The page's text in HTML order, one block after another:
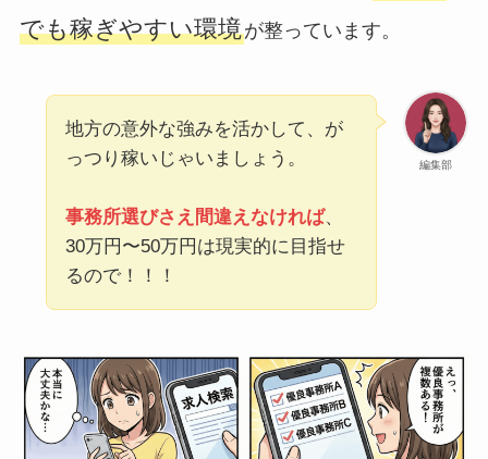
でも稼ぎやすい環境が整っています。
編集部
地方の意外な強みを活かして、が
っつり稼いじゃいましょう。
事務所選びさえ間違えなければ、
30万円〜50万円は現実的に目指せ
るので！！！